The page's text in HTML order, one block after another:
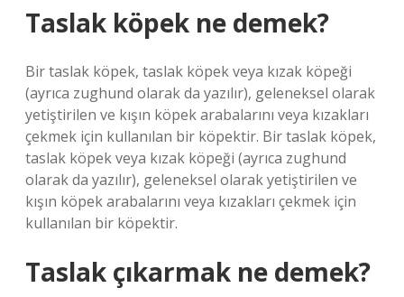
Taslak köpek ne demek?
Bir taslak köpek, taslak köpek veya kızak köpeği
(ayrıca zughund olarak da yazılır), geleneksel olarak
yetiştirilen ve kışın köpek arabalarını veya kızakları
çekmek için kullanılan bir köpektir. Bir taslak köpek,
taslak köpek veya kızak köpeği (ayrıca zughund
olarak da yazılır), geleneksel olarak yetiştirilen ve
kışın köpek arabalarını veya kızakları çekmek için
kullanılan bir köpektir.
Taslak çıkarmak ne demek?